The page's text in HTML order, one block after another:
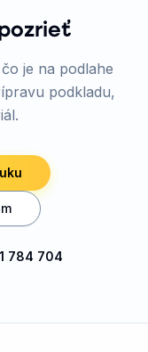
je na podlahe
podkladu,
784 704